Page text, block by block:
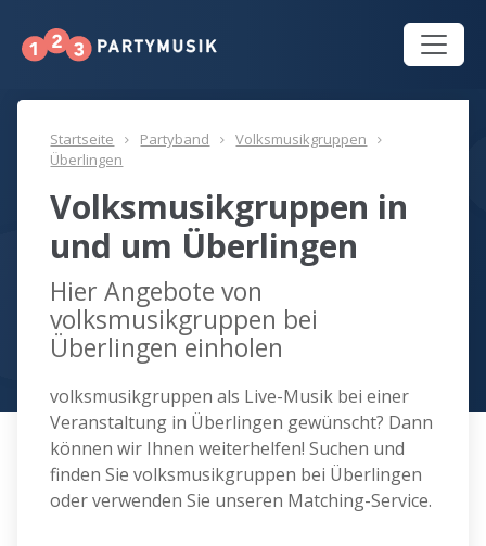
Startseite Partyband
Volksmusikgruppen
Überlingen
Volksmusikgruppen in
und um Überlingen
Hier Angebote von
volksmusikgruppen bei
Überlingen einholen
volksmusikgruppen als Live-Musik bei einer
Veranstaltung in Überlingen gewünscht? Dann
können wir Ihnen weiterhelfen! Suchen und
finden Sie volksmusikgruppen bei Überlingen
oder verwenden Sie unseren Matching-Service.